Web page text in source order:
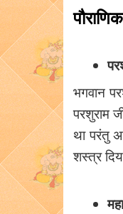
भगवान
परशुराम
था परंतु
शस्त्र